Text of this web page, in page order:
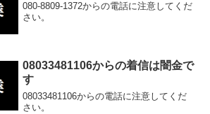
080-8809-1372からの電話に注意してくだ
さい。
08033481106からの着信は闇金で
す
08033481106からの電話に注意してくだ
さい。